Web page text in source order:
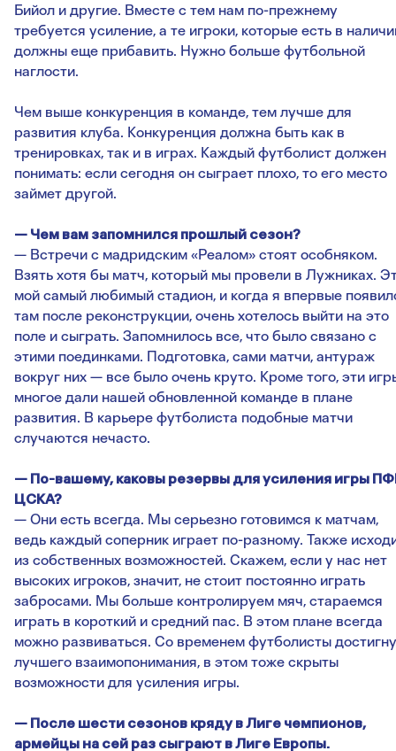
Бийол и другие. Вместе с тем нам по-прежнему
требуется усиление, а те игроки, которые есть в
должны еще прибавить. Нужно больше футбольной
наглости.
Чем выше конкуренция в команде, тем лучше для
развития клуба. Конкуренция должна быть как в
тренировках, так и в играх. Каждый футболист должен
понимать: если сегодня он сыграет плохо, то его место
займет другой.
— Чем вам запомнился прошлый сезон?
— Встречи с мадридским «Реалом» стоят особняком.
Взять хотя бы матч, который мы провели в Лужниках.
мой самый любимый стадион, и когда я впервые
там после реконструкции, очень хотелось выйти на это
поле и сыграть. Запомнилось все, что было связано с
этими поединками. Подготовка, сами матчи, антураж
вокруг них — все было очень круто. Кроме того, эти
многое дали нашей обновленной команде в плане
развития. В карьере футболиста подобные матчи
случаются нечасто.
— По-вашему, каковы резервы для усиления игры
ЦСКА?
— Они есть всегда. Мы серьезно готовимся к матчам,
ведь каждый соперник играет по-разному. Также
из собственных возможностей. Скажем, если у нас нет
высоких игроков, значит, не стоит постоянно играть
забросами. Мы больше контролируем мяч, стараемся
играть в короткий и средний пас. В этом плане всегда
можно развиваться. Со временем футболисты
лучшего взаимопонимания, в этом тоже скрыты
возможности для усиления игры.
— После шести сезонов кряду в Лиге чемпионов,
армейцы на сей раз сыграют в Лиге Европы.